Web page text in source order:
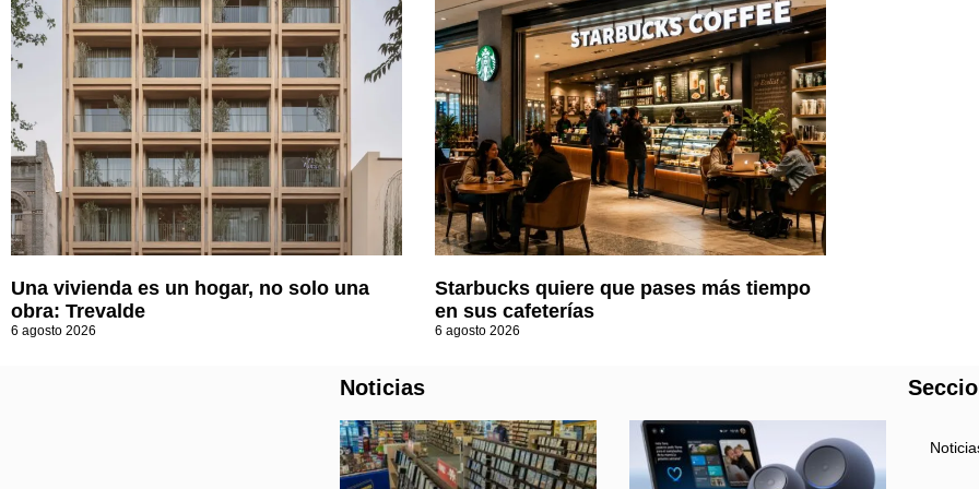
Una vivienda es un hogar, no solo una
obra: Trevalde
6 agosto 2026
Starbucks quiere que pases más tiempo
en sus cafeterías
6 agosto 2026
Noticias